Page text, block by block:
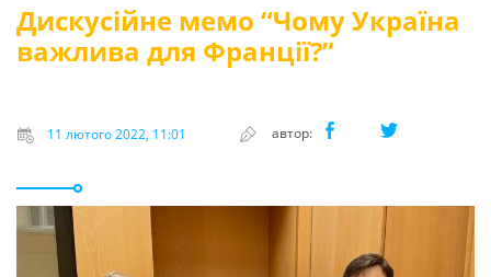
Дискусійне мемо “Чому Україна
важлива для Франції?”
11 лютого 2022, 11:01 автор: